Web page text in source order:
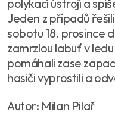
polykací ústrojí a
Jeden z případů
sobotu 18. prosince
zamrzlou labuť v
pomáhali zase
hasiči vyprostili a
Autor: Milan Pilař